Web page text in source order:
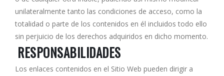
unilateralmente tanto las condiciones de acceso, como la
totalidad o parte de los contenidos en él incluidos todo ello
sin perjuicio de los derechos adquiridos en dicho momento.
RESPONSABILIDADES
Los enlaces contenidos en el Sitio Web pueden dirigir a